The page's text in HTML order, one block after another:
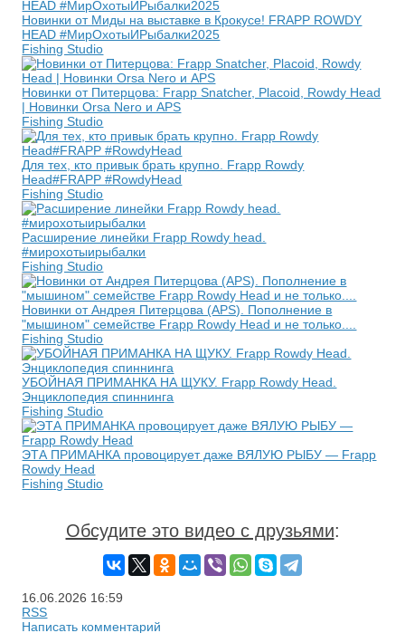
Новинки от Миды на выставке в Крокусе! FRAPP ROWDY
HEAD #МирОхотыИРыбалки2025
Fishing Studio
Новинки от Питерцова: Frapp Snatcher, Placoid, Rowdy Head
| Новинки Orsa Nero и APS
Fishing Studio
Для тех, кто привык брать крупно. Frapp Rowdy
Head#FRAPP #RowdyHead
Fishing Studio
Расширение линейки Frapp Rowdy head.
#мирохотыирыбалки
Fishing Studio
Новинки от Андрея Питерцова (APS). Пополнение в
"мышином" семействе Frapp Rowdy Head и не только....
Fishing Studio
УБОЙНАЯ ПРИМАНКА НА ЩУКУ. Frapp Rowdy Head.
Энциклопедия спиннинга
Fishing Studio
ЭТА ПРИМАНКА провоцирует даже ВЯЛУЮ РЫБУ — Frapp
Rowdy Head
Fishing Studio
Обсудите это видео с друзьями:
16.06.2026 16:59
RSS
Написать комментарий